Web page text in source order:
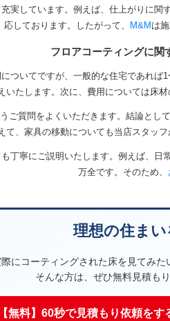
実しています。例えば、仕上がりに
応しております。したがって、
M&M は
フロアコーティングに関
ついてですが、一般的な住宅であれ
いたします。次に、費用については床
ご質問をよくいただきます。結論とし
て、家具の移動についても当店スタッ
丁寧にご説明いたします。例えば、
万全です。そのため、
理想の住まい
際にコーティングされた床を見てみ
そんな方は、ぜひ無料見積も
【無料】60秒で見積もり依頼をす